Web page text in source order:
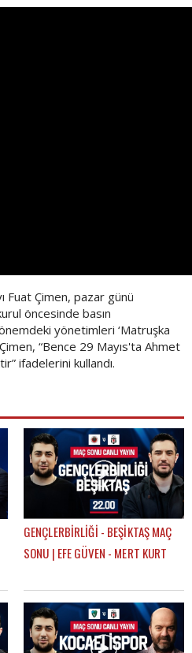
Fuat Çimen, pazar günü
öncesinde basın
yönetimleri ‘Matruşka
“Bence 29 Mayıs'ta Ahmet
ifadelerini kullandı.
GENÇLERBİRLİĞİ - BEŞİKTAŞ MAÇ
SONU | EFE GÜVEN - MERT KURT